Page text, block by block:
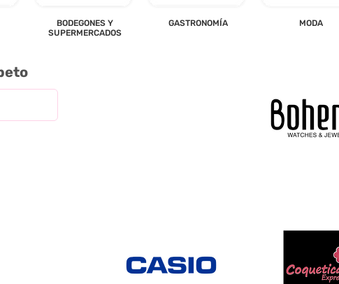
BODEGONES Y
SUPERMERCADOS
GASTRONOMÍA MODA